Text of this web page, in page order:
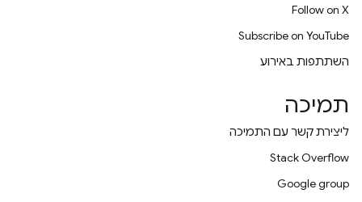
Follow on X
Subscribe on YouTube
השתתפות באירוע
תמיכה
ליצירת קשר עם התמיכה
Stack Overflow
Google group